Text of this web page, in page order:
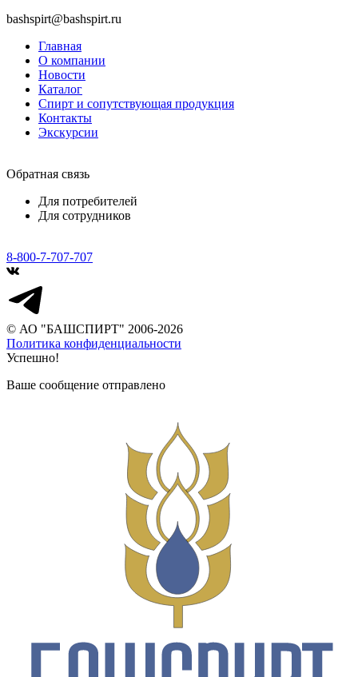
bashspirt@bashspirt.ru
Главная
О компании
Новости
Каталог
Спирт и сопутствующая продукция
Контакты
Экскурсии
Обратная связь
Для потребителей
Для сотрудников
8-800-7-707-707
© АО "БАШСПИРТ" 2006-2026
Политика конфиденциальности
Успешно!
Ваше сообщение отправлено